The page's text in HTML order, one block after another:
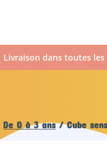
Livraison dans toutes
De 0 à 3 ans/ Cube